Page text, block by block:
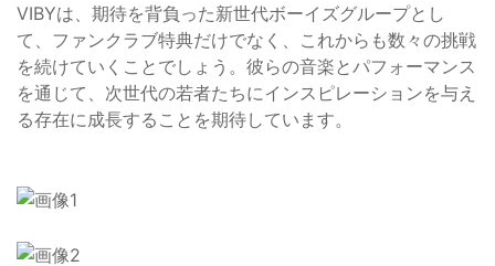
VIBYは、期待を背負った新世代ボーイズグループとし
て、ファンクラブ特典だけでなく、これからも数々の挑戦
を続けていくことでしょう。彼らの音楽とパフォーマンス
を通じて、次世代の若者たちにインスピレーションを与え
る存在に成長することを期待しています。